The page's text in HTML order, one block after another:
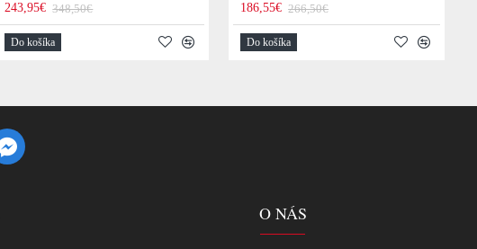
243,95€ 348,50€
Do košíka
186,55€ 266,50€
Do košíka
O NÁS